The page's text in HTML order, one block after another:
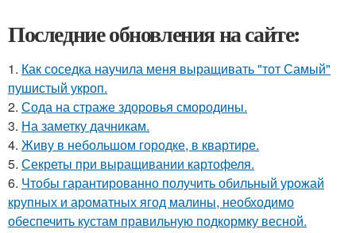
Последние обновления на сайте:
1. Как соседка научила меня выращивать "тот Самый"
пушистый укроп.
2. Сода на страже здоровья смородины.
3. На заметку дачникам.
4. Живу в небольшом городке, в квартире.
5. Секреты при выращивании картофеля.
6. Чтобы гарантированно получить обильный урожай
крупных и ароматных ягод малины, необходимо
обеспечить кустам правильную подкормку весной.